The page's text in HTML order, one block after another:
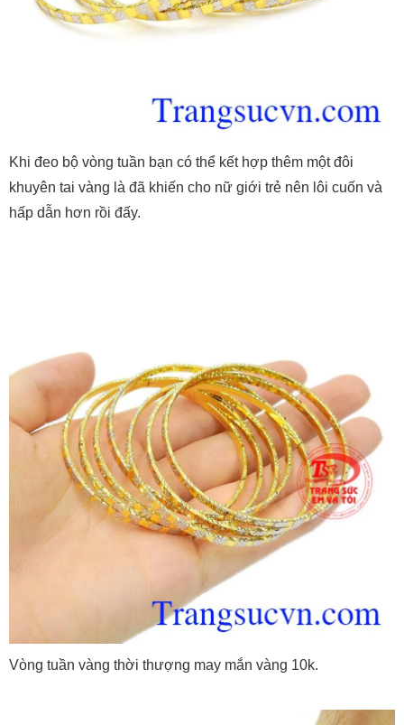
Khi đeo bộ vòng tuần bạn có thể kết hợp thêm một đôi
khuyên tai vàng là đã khiến cho nữ giới trẻ nên lôi cuốn và
hấp dẫn hơn rồi đấy.
Vòng tuần vàng thời thượng may mắn vàng 10k.